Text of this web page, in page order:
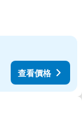
查看價格